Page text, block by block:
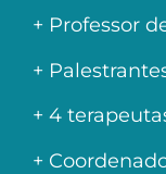
+ Professor
+
+ 4
+